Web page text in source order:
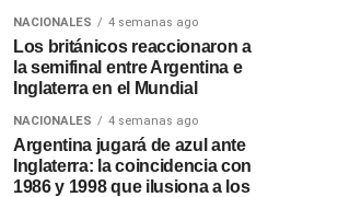
NACIONALES 4 semanas ago
Los británicos reaccionaron a
la semifinal entre Argentina e
Inglaterra en el Mundial
NACIONALES 4 semanas ago
Argentina jugará de azul ante
Inglaterra: la coincidencia con
1986 y 1998 que ilusiona a los